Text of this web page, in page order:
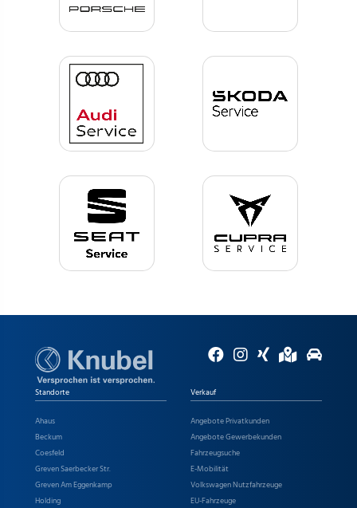
Standorte
Ahaus
Beckum
Coesfeld
Greven Saerbecker Str.
Greven Am Eggenkamp
Holding
Verkauf
Angebote Privatkunden
Angebote Gewerbekunden
Fahrzeugsuche
E-Mobilität
Volkswagen Nutzfahrzeuge
EU-Fahrzeuge